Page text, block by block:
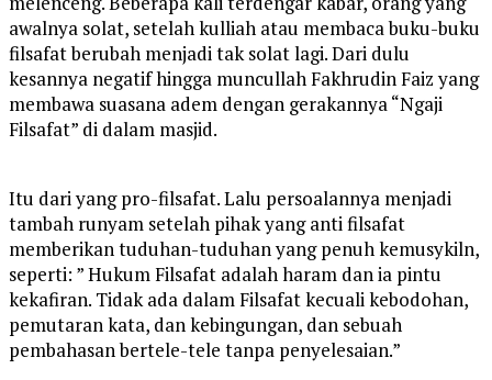
awalnya solat, setelah kulliah atau membaca buku-buku
filsafat berubah menjadi tak solat lagi. Dari dulu
kesannya negatif hingga muncullah Fakhrudin Faiz yang
membawa suasana adem dengan gerakannya “Ngaji
Filsafat” di dalam masjid.
Itu dari yang pro-filsafat. Lalu persoalannya menjadi
tambah runyam setelah pihak yang anti filsafat
memberikan tuduhan-tuduhan yang penuh kemusykiln,
seperti: ” Hukum Filsafat adalah haram dan ia pintu
kekafiran. Tidak ada dalam Filsafat kecuali kebodohan,
pemutaran kata, dan kebingungan, dan sebuah
pembahasan bertele-tele tanpa penyelesaian.”